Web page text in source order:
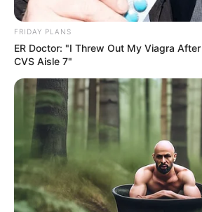
FRIDAY PLANS
ER Doctor: "I Threw Out My Viagra
CVS Aisle 7"